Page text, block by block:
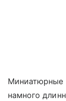
Миниатюрные
намного